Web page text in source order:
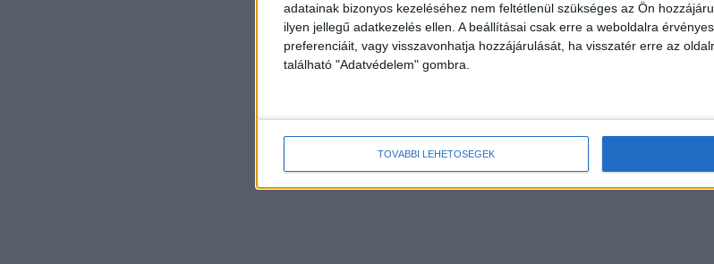
adatainak bizonyos kezeléséhez nem feltétlenül szükséges az Ön
ilyen jellegű adatkezelés ellen. A beállításai csak erre a weboldalra
preferenciáit, vagy visszavonhatja hozzájárulását, ha visszatér erre az
található "Adatvédelem" gombra.
TOVÁBBI LEHETŐSÉGEK